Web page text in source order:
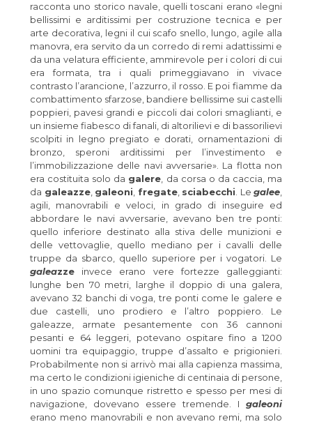
racconta uno storico navale, quelli toscani erano «legni
bellissimi e arditissimi per costruzione tecnica e per
arte decorativa, legni il cui scafo snello, lungo, agile alla
manovra, era servito da un corredo di remi adattissimi e
da una velatura efficiente, ammirevole per i colori di cui
era formata, tra i quali primeggiavano in vivace
contrasto l’arancione, l’azzurro, il rosso. E poi fiamme da
combattimento sfarzose, bandiere bellissime sui castelli
poppieri, pavesi grandi e piccoli dai colori smaglianti, e
un insieme fiabesco di fanali, di altorilievi e di bassorilievi
scolpiti in legno pregiato e dorati, ornamentazioni di
bronzo, speroni arditissimi per l’investimento e
l’immobilizzazione delle navi avversarie». La flotta non
era costituita solo da galere, da corsa o da caccia, ma
da galeazze, galeoni, fregate, sciabecchi. Le galee,
agili, manovrabili e veloci, in grado di inseguire ed
abbordare le navi avversarie, avevano ben tre ponti:
quello inferiore destinato alla stiva delle munizioni e
delle vettovaglie, quello mediano per i cavalli delle
truppe da sbarco, quello superiore per i vogatori. Le
galeazze invece erano vere fortezze galleggianti:
lunghe ben 70 metri, larghe il doppio di una galera,
avevano 32 banchi di voga, tre ponti come le galere e
due castelli, uno prodiero e l’altro poppiero. Le
galeazze, armate pesantemente con 36 cannoni
pesanti e 64 leggeri, potevano ospitare fino a 1200
uomini tra equipaggio, truppe d’assalto e prigionieri.
Probabilmente non si arrivò mai alla capienza massima,
ma certo le condizioni igieniche di centinaia di persone,
in uno spazio comunque ristretto e spesso per mesi di
navigazione, dovevano essere tremende. I galeoni
erano meno manovrabili e non avevano remi, ma solo